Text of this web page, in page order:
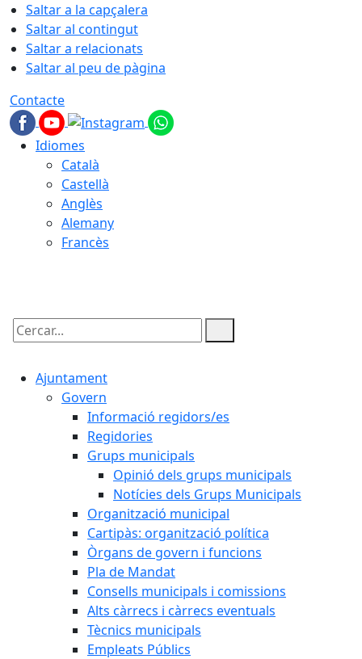
Saltar a la capçalera
Saltar al contingut
Saltar a relacionats
Saltar al peu de pàgina
Contacte
Idiomes
Català
Castellà
Anglès
Alemany
Francès
Cercar:
Ajuntament
Govern
Informació regidors/es
Regidories
Grups municipals
Opinió dels grups municipals
Notícies dels Grups Municipals
Organització municipal
Cartipàs: organització política
Òrgans de govern i funcions
Pla de Mandat
Consells municipals i comissions
Alts càrrecs i càrrecs eventuals
Tècnics municipals
Empleats Públics